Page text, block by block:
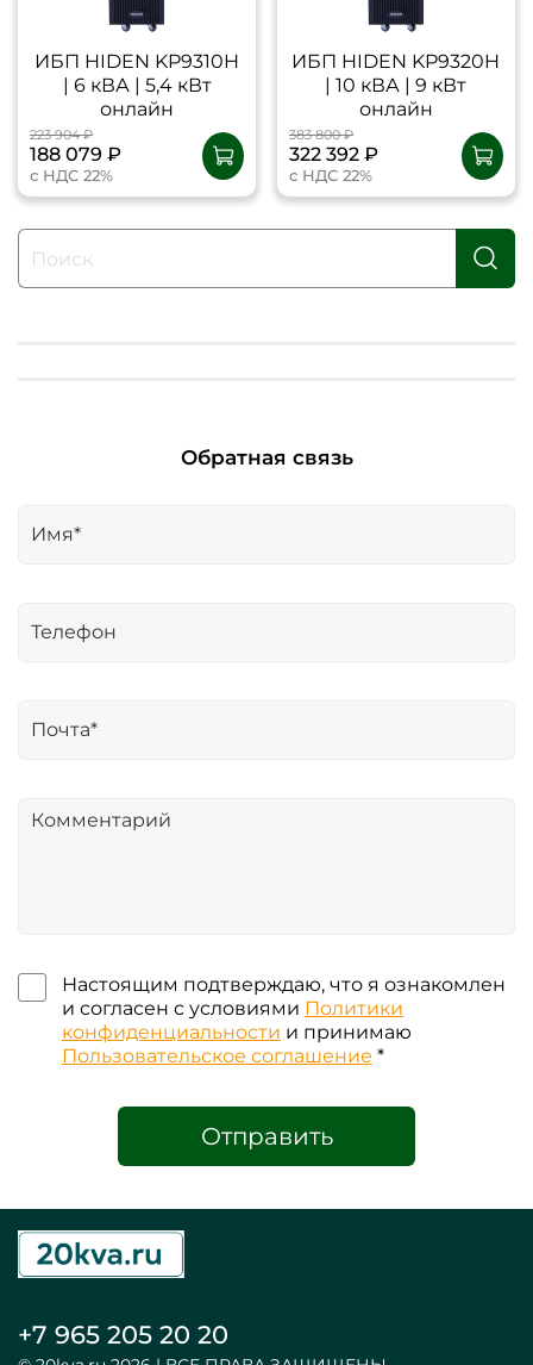
ИБП HIDEN KP9310H
| 6 кВА | 5,4 кВт
онлайн
223 904 ₽
188 079 ₽
с НДС 22%
ИБП HIDEN KP9320H
| 10 кВА | 9 кВт
онлайн
383 800 ₽
322 392 ₽
с НДС 22%
Обратная связь
Настоящим подтверждаю, что я ознакомлен
и согласен с условиями Политики
конфиденциальности и принимаю
Пользовательское соглашение *
Отправить
+7 965 205 20 20